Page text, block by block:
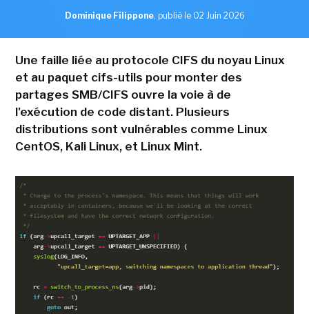
Dominique Filippone, publié le 02 Juin 2026
Une faille liée au protocole CIFS du noyau Linux
et au paquet cifs-utils pour monter des
partages SMB/CIFS ouvre la voie à de
l'exécution de code distant. Plusieurs
distributions sont vulnérables comme Linux
CentOS, Kali Linux, et Linux Mint.